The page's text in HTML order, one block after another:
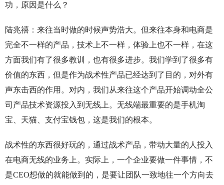
功，原因是什么？
陆兆禧：来往当时做的时候声势浩大。但来往本身和电商是
完全不一样的产品，技术上不一样，体验上也不一样，在这
方面我们有了很多教训，也有很多进步。我们学到了很多有
价值的东西，但是作为战术性产品已经达到了目的，对外有
声东击西的作用。对内，我们从来往这个产品开始调动全公
司产品技术资源投入到无线上。无线端最重要的是手机淘
宝、天猫、支付宝钱包，这是我们的根本。
战术性的东西很好玩的，通过战术产品，带动大量的人投入
在电商无线的业务上。实际上，一个企业要做一件事情，不
是CEO想做的就能做到的，是要让团队一致地往一个方向去